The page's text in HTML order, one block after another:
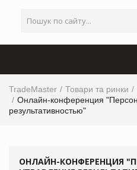
TradeMaster Товари та ринки
Онлайн-конференция
результативностью"
ОНЛАЙН-КОНФЕРЕНЦИЯ